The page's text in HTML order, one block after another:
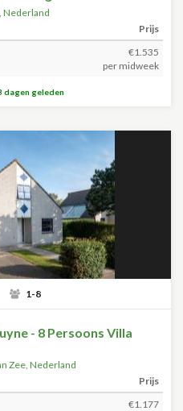
, Nederland
Prijs
€1.535
per midweek
dagen geleden
1-8
- 8 Persoons Villa
Zee, Nederland
Prijs
€1.177